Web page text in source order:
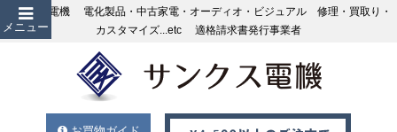
メニュー
サンクス電機 電化製品・中古家電・オーディオ・ビジュアル 修理・買取り・
カスタマイズ...etc 適格請求書発行事業者